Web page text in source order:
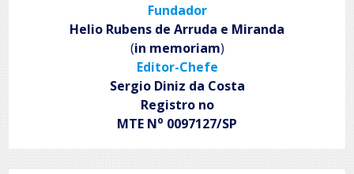
Fundador
Helio Rubens de Arruda e Miranda
(in memoriam)
Editor-Chefe
Sergio Diniz da Costa
Registro no
MTE No 0097127/SP